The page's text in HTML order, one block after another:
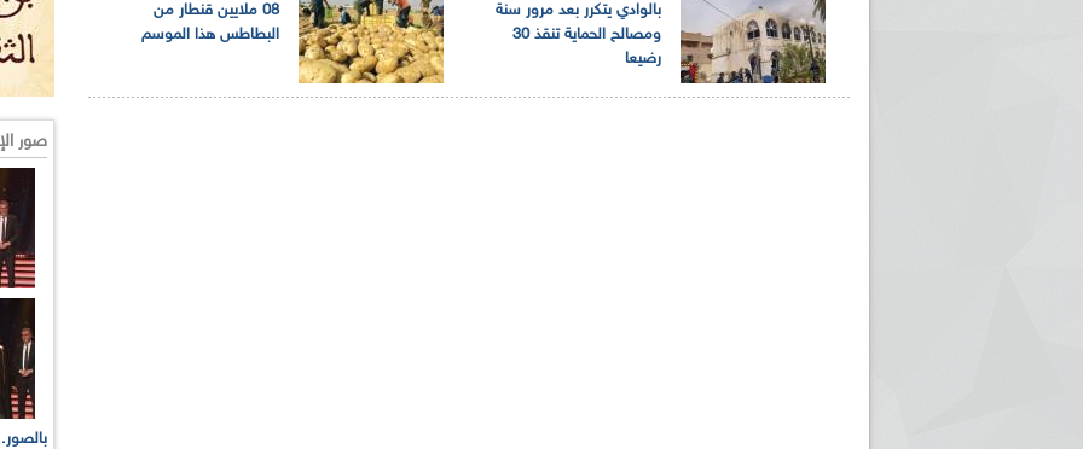
08 ملايين قنطار من
البطاطس هذا الموسم
بالوادي يتكرر بعد مرور سنة
ومصالح الحماية تنقذ 30
رضيعا
صور